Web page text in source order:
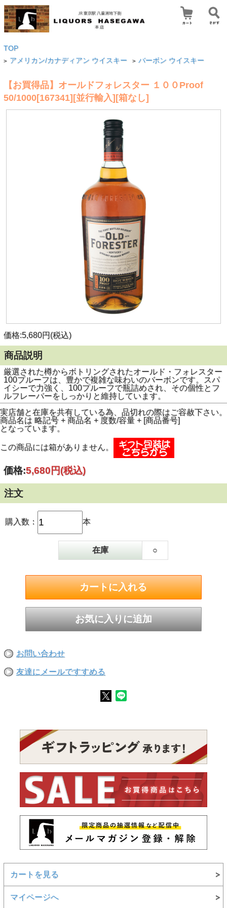
TOP
> アメリカン/カナディアン ウイスキー > バーボン ウイスキー
【お買得品】オールドフォレスター １００Proof
50/1000[167341][並行輸入][箱なし]
価格:5,680円(税込)
商品説明
厳選された樽からボトリングされたオールド・フォレスター
100プルーフは、豊かで複雑な味わいのバーボンです。スパ
イシーで力強く、100プルーフで瓶詰めされ、その個性とフ
ルフレーバーをしっかりと維持しています。
実店舗と在庫を共有している為、品切れの際はご容赦下さい。
商品名は 略記号 + 商品名 + 度数/容量 + [商品番号]
となっています。
この商品には箱がありません。
価格:5,680円(税込)
注文
購入数： 本
在庫 ○
お問い合わせ
友達にメールですすめる
カートを見る
マイページへ